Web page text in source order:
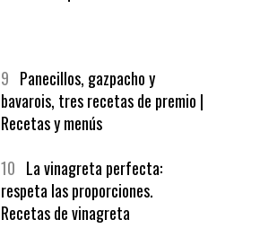
bavarois, tres recetas de premio |
Recetas y menús